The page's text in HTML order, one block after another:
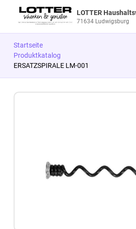
LOTTER
71634 Ludwigsburg
Startseite
Produktkatalog
ERSATZSPIRALE LM-001